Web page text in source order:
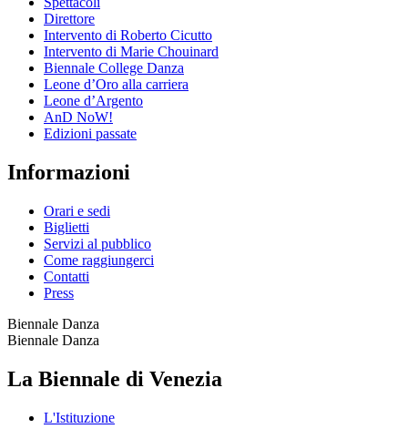
Direttore
Intervento di Roberto Cicutto
Intervento di Marie Chouinard
Biennale College Danza
Leone d’Oro alla carriera
Leone d’Argento
AnD NoW!
Edizioni passate
Informazioni
Orari e sedi
Biglietti
Servizi al pubblico
Come raggiungerci
Contatti
Press
Biennale Danza
Biennale Danza
La Biennale di Venezia
L'Istituzione